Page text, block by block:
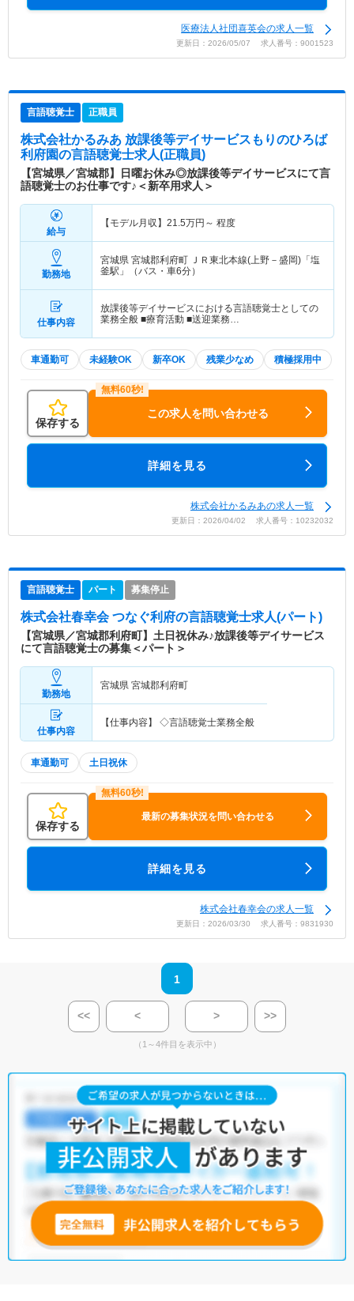
医療法人社団喜英会の求人一覧
更新日：2026/05/07 求人番号：9001523
言語聴覚士 正職員
株式会社かるみあ 放課後等デイサービスもりのひろば
利府園の言語聴覚士求人(正職員)
【宮城県／宮城郡】日曜お休み◎放課後等デイサービスにて言
語聴覚士のお仕事です♪＜新卒用求人＞
給与
【モデル月収】 21.5万円～ 程度
勤務地
宮城県 宮城郡利府町 ＪＲ東北本線(上野－盛岡)「塩
釜駅」（バス・車6分）
仕事内容
放課後等デイサービスにおける言語聴覚士としての
業務全般 ■療育活動 ■送迎業務…
車通勤可 未経験OK 新卒OK 残業少なめ 積極採用中
保存する
この求人を問い合わせる
詳細を見る
株式会社かるみあの求人一覧
更新日：2026/04/02 求人番号：10232032
言語聴覚士 パート 募集停止
株式会社春幸会 つなぐ利府の言語聴覚士求人(パート)
【宮城県／宮城郡利府町】土日祝休み♪放課後等デイサービス
にて言語聴覚士の募集＜パート＞
勤務地
宮城県 宮城郡利府町
仕事内容
【仕事内容】 ◇言語聴覚士業務全般
車通勤可 土日祝休
保存する
最新の募集状況を問い合わせる
詳細を見る
株式会社春幸会の求人一覧
更新日：2026/03/30 求人番号：9831930
1
<< < > >>
（1～4件目を表示中）